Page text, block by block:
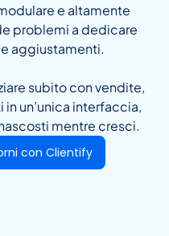
e altamente
problemi a dedicare
aggiustamenti.
subito con vendite,
un’unica interfaccia,
mentre cresci.
con Clientify